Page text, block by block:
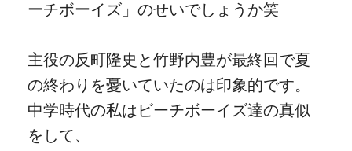
ーチボーイズ」のせいでしょうか笑
主役の反町隆史と竹野内豊が最終回で夏
の終わりを憂いていたのは印象的です。
中学時代の私はビーチボーイズ達の真似
をして、